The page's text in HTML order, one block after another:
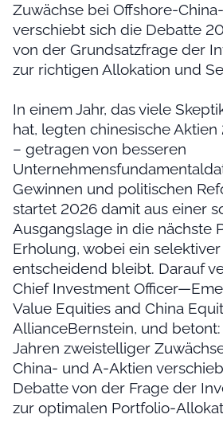
Zuwächse bei Offshore-
verschiebt sich die Debatte
von der Grundsatzfrage der
zur richtigen Allokation und
In einem Jahr, das viele
hat, legten chinesische
– getragen von besseren
Gewinnen und politischen
startet 2026 damit aus einer
Ausgangslage in die nächste
Erholung, wobei ein selektiver
entscheidend bleibt. Darauf
Chief Investment
Value Equities and China
AllianceBernstein, und
Jahren zweistelliger
China- und A-Aktien
Debatte von der Frage der
zur optimalen Portfolio-